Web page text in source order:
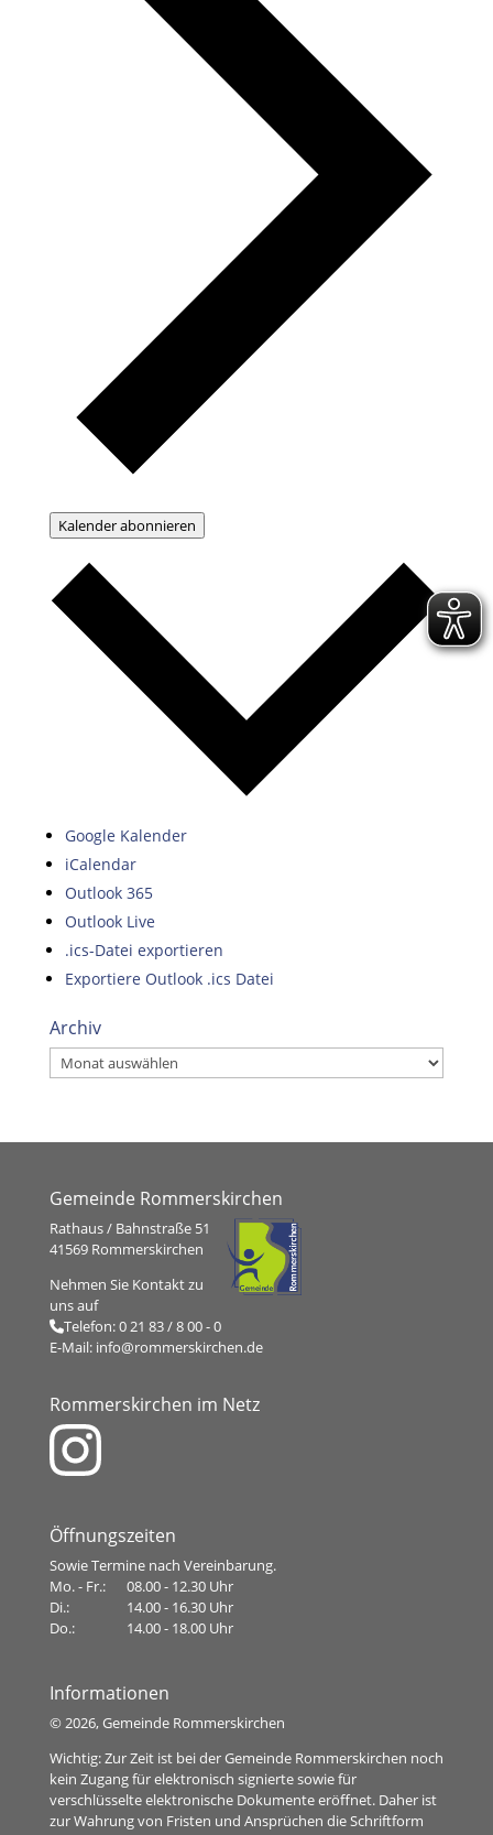
Kalender abonnieren
Google Kalender
iCalendar
Outlook 365
Outlook Live
.ics-Datei exportieren
Exportiere Outlook .ics Datei
Archiv
Archiv
Gemeinde Rommerskirchen
Rathaus / Bahnstraße 51
41569 Rommerskirchen
Nehmen Sie Kontakt zu
uns auf
Telefon:0 21 83 / 8 00 - 0
E-Mail: info@rommerskirchen.de
Rommerskirchen im Netz
Öffnungszeiten
Sowie Termine nach Vereinbarung.
Mo. - Fr.:
08.00 - 12.30 Uhr
Di.:
14.00 - 16.30 Uhr
Do.:
14.00 - 18.00 Uhr
Informationen
© 2026, Gemeinde Rommerskirchen
Wichtig: Zur Zeit ist bei der Gemeinde Rommerskirchen noch
kein Zugang für elektronisch signierte sowie für
verschlüsselte elektronische Dokumente eröffnet. Daher ist
zur Wahrung von Fristen und Ansprüchen die Schriftform